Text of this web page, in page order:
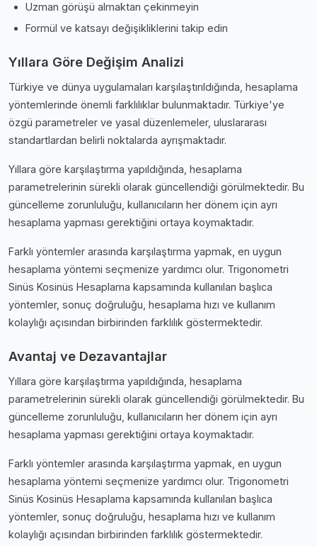
Uzman görüşü almaktan çekinmeyin
Formül ve katsayı değişikliklerini takip edin
Yıllara Göre Değişim Analizi
Türkiye ve dünya uygulamaları karşılaştırıldığında, hesaplama
yöntemlerinde önemli farklılıklar bulunmaktadır. Türkiye'ye
özgü parametreler ve yasal düzenlemeler, uluslararası
standartlardan belirli noktalarda ayrışmaktadır.
Yıllara göre karşılaştırma yapıldığında, hesaplama
parametrelerinin sürekli olarak güncellendiği görülmektedir. Bu
güncelleme zorunluluğu, kullanıcıların her dönem için ayrı
hesaplama yapması gerektiğini ortaya koymaktadır.
Farklı yöntemler arasında karşılaştırma yapmak, en uygun
hesaplama yöntemi seçmenize yardımcı olur. Trigonometri
Sinüs Kosinüs Hesaplama kapsamında kullanılan başlıca
yöntemler, sonuç doğruluğu, hesaplama hızı ve kullanım
kolaylığı açısından birbirinden farklılık göstermektedir.
Avantaj ve Dezavantajlar
Yıllara göre karşılaştırma yapıldığında, hesaplama
parametrelerinin sürekli olarak güncellendiği görülmektedir. Bu
güncelleme zorunluluğu, kullanıcıların her dönem için ayrı
hesaplama yapması gerektiğini ortaya koymaktadır.
Farklı yöntemler arasında karşılaştırma yapmak, en uygun
hesaplama yöntemi seçmenize yardımcı olur. Trigonometri
Sinüs Kosinüs Hesaplama kapsamında kullanılan başlıca
yöntemler, sonuç doğruluğu, hesaplama hızı ve kullanım
kolaylığı açısından birbirinden farklılık göstermektedir.